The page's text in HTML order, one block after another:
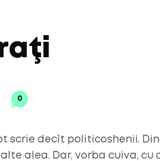
0
scrie decît politicoshenii.
alea. Dar, vorba cuiva, cu